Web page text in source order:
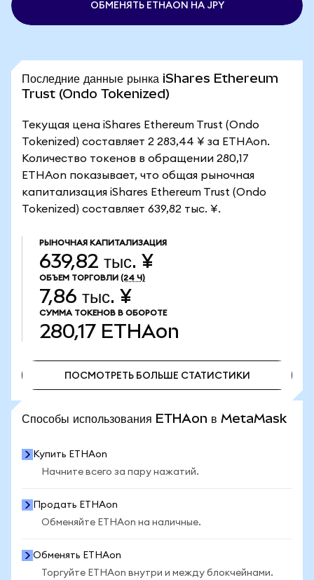
ОБМЕНЯТЬ ETHAON НА JPY
Последние данные рынка iShares Ethereum
Trust (Ondo Tokenized)
Текущая цена iShares Ethereum Trust (Ondo
Tokenized) составляет 2 283,44 ¥ за ETHAon.
Количество токенов в обращении 280,17
ETHAon показывает, что общая рыночная
капитализация iShares Ethereum Trust (Ondo
Tokenized) составляет 639,82 тыс. ¥.
РЫНОЧНАЯ КАПИТАЛИЗАЦИЯ
639,82 тыс. ¥
ОБЪЕМ ТОРГОВЛИ (24 Ч)
7,86 тыс. ¥
СУММА ТОКЕНОВ В ОБОРОТЕ
280,17 ETHAon
ПОСМОТРЕТЬ БОЛЬШЕ СТАТИСТИКИ
Способы использования ETHAon в MetaMask
Купить ETHAon
Начните всего за пару нажатий.
Продать ETHAon
Обменяйте ETHAon на наличные.
Обменять ETHAon
Торгуйте ETHAon внутри и между блокчейнами.